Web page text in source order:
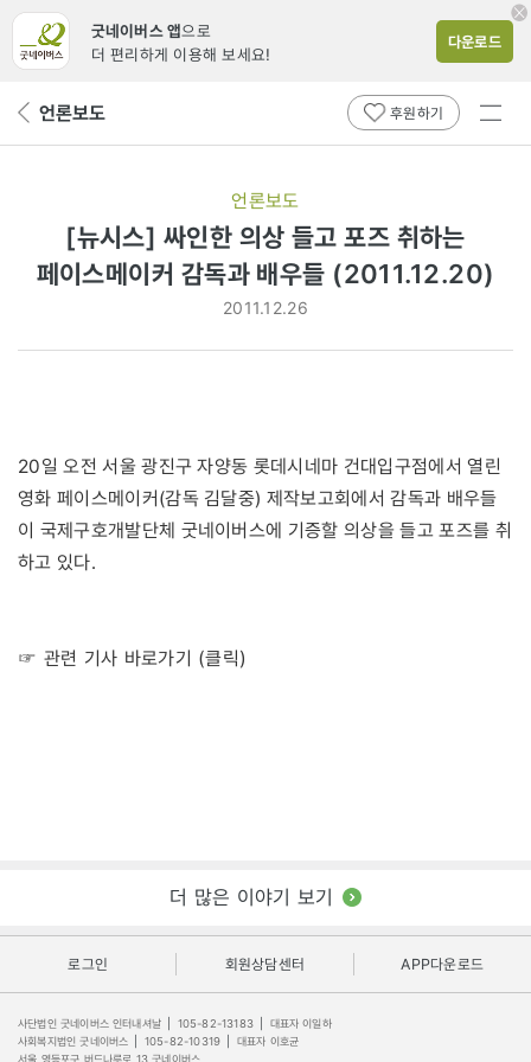
굿네이버스 앱으로
더 편리하게 이용해 보세요!
다운로드
뒤 언론보도 후원하기
전체
언론보도
[뉴시스] 싸인한 의상 들고 포즈 취하는
페이스메이커 감독과 배우들 (2011.12.20)
2011.12.26
20일 오전 서울 광진구 자양동 롯데시네마 건대입구점에서 열린
영화 페이스메이커(감독 김달중) 제작보고회에서 감독과 배우들
이 국제구호개발단체 굿네이버스에 기증할 의상을 들고 포즈를 취
하고 있다.
☞ 관련 기사 바로가기 (클릭)
더 많은 이야기 보기
로그인 회원상담센터 APP다운로드
사단법인 굿네이버스 인터내셔날 105-82-13183
대표자 이일하
사회복지법인 굿네이버스
105-82-10319
대표자 이호균
서울 영등포구 버드나루로 13 굿네이버스